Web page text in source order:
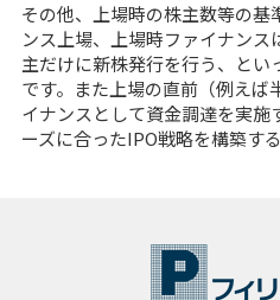
その他、上場時の株主数等の基
ンス上場、上場時ファイナン
主だけに新株発行を行う、とい
です。また上場の直前（例え
イナンスとして資金調達を実施
ーズに合ったIPO戦略を構築す